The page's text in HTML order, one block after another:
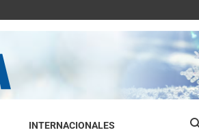
INTERNACIONALES